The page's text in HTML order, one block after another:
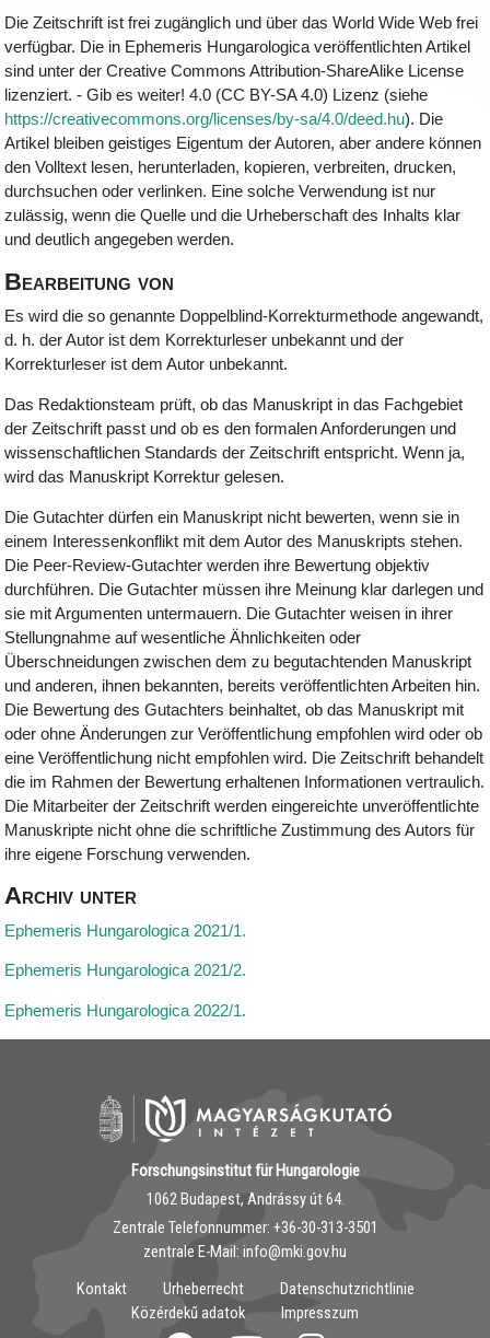
Die Zeitschrift ist frei zugänglich und über das World Wide Web frei
verfügbar. Die in Ephemeris Hungarologica veröffentlichten Artikel
sind unter der Creative Commons Attribution-ShareAlike License
lizenziert. - Gib es weiter! 4.0 (CC BY-SA 4.0) Lizenz (siehe
https://creativecommons.org/licenses/by-sa/4.0/deed.hu). Die
Artikel bleiben geistiges Eigentum der Autoren, aber andere können
den Volltext lesen, herunterladen, kopieren, verbreiten, drucken,
durchsuchen oder verlinken. Eine solche Verwendung ist nur
zulässig, wenn die Quelle und die Urheberschaft des Inhalts klar
und deutlich angegeben werden.
Bearbeitung von
Es wird die so genannte Doppelblind-Korrekturmethode angewandt,
d. h. der Autor ist dem Korrekturleser unbekannt und der
Korrekturleser ist dem Autor unbekannt.
Das Redaktionsteam prüft, ob das Manuskript in das Fachgebiet
der Zeitschrift passt und ob es den formalen Anforderungen und
wissenschaftlichen Standards der Zeitschrift entspricht. Wenn ja,
wird das Manuskript Korrektur gelesen.
Die Gutachter dürfen ein Manuskript nicht bewerten, wenn sie in
einem Interessenkonflikt mit dem Autor des Manuskripts stehen.
Die Peer-Review-Gutachter werden ihre Bewertung objektiv
durchführen. Die Gutachter müssen ihre Meinung klar darlegen und
sie mit Argumenten untermauern. Die Gutachter weisen in ihrer
Stellungnahme auf wesentliche Ähnlichkeiten oder
Überschneidungen zwischen dem zu begutachtenden Manuskript
und anderen, ihnen bekannten, bereits veröffentlichten Arbeiten hin.
Die Bewertung des Gutachters beinhaltet, ob das Manuskript mit
oder ohne Änderungen zur Veröffentlichung empfohlen wird oder ob
eine Veröffentlichung nicht empfohlen wird. Die Zeitschrift behandelt
die im Rahmen der Bewertung erhaltenen Informationen vertraulich.
Die Mitarbeiter der Zeitschrift werden eingereichte unveröffentlichte
Manuskripte nicht ohne die schriftliche Zustimmung des Autors für
ihre eigene Forschung verwenden.
Archiv unter
Ephemeris Hungarologica 2021/1.
Ephemeris Hungarologica 2021/2.
Ephemeris Hungarologica 2022/1.
Forschungsinstitut für Hungarologie
1062 Budapest, Andrássy út 64.
Zentrale Telefonnummer: ‭+36-30-313-3501
zentrale E-Mail: info@mki.gov.hu
Kontakt
Urheberrecht
Datenschutzrichtlinie
Közérdekű adatok
Impresszum